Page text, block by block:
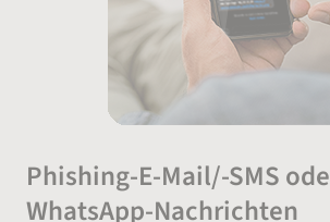
Phishing-E-Mail/-SMS
WhatsApp-Nachrichten